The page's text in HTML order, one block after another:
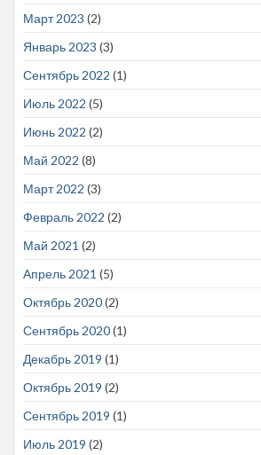
Март 2023 (2)
Январь 2023 (3)
Сентябрь 2022 (1)
Июль 2022 (5)
Июнь 2022 (2)
Май 2022 (8)
Март 2022 (3)
Февраль 2022 (2)
Май 2021 (2)
Апрель 2021 (5)
Октябрь 2020(2)
Сентябрь 2020(1)
Декабрь 2019 (1)
Октябрь 2019 (2)
Сентябрь 2019 (1)
Июль 2019 (2)